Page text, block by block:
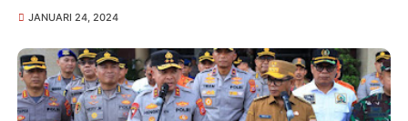
JANUARI 24, 2024